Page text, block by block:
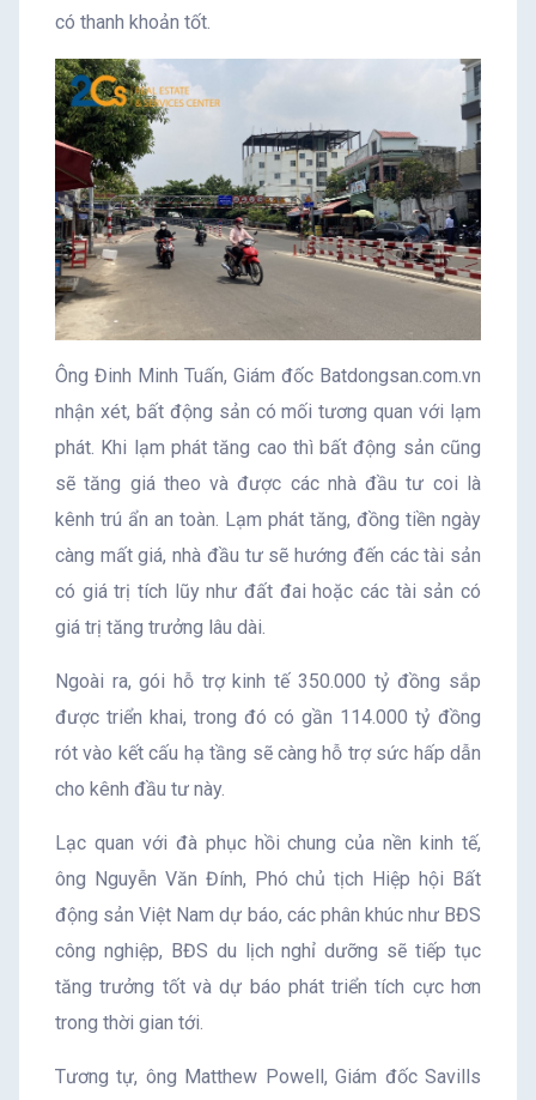
có thanh khoản tốt.
Ông Đinh Minh Tuấn, Giám đốc Batdongsan.com.vn
nhận xét, bất động sản có mối tương quan với lạm
phát. Khi lạm phát tăng cao thì bất động sản cũng
sẽ tăng giá theo và được các nhà đầu tư coi là
kênh trú ẩn an toàn. Lạm phát tăng, đồng tiền ngày
càng mất giá, nhà đầu tư sẽ hướng đến các tài sản
có giá trị tích lũy như đất đai hoặc các tài sản có
giá trị tăng trưởng lâu dài.
Ngoài ra, gói hỗ trợ kinh tế 350.000 tỷ đồng sắp
được triển khai, trong đó có gần 114.000 tỷ đồng
rót vào kết cấu hạ tầng sẽ càng hỗ trợ sức hấp dẫn
cho kênh đầu tư này.
Lạc quan với đà phục hồi chung của nền kinh tế,
ông Nguyễn Văn Đính, Phó chủ tịch Hiệp hội Bất
động sản Việt Nam dự báo, các phân khúc như BĐS
công nghiệp, BĐS du lịch nghỉ dưỡng sẽ tiếp tục
tăng trưởng tốt và dự báo phát triển tích cực hơn
trong thời gian tới.
Tương tự, ông Matthew Powell, Giám đốc Savills